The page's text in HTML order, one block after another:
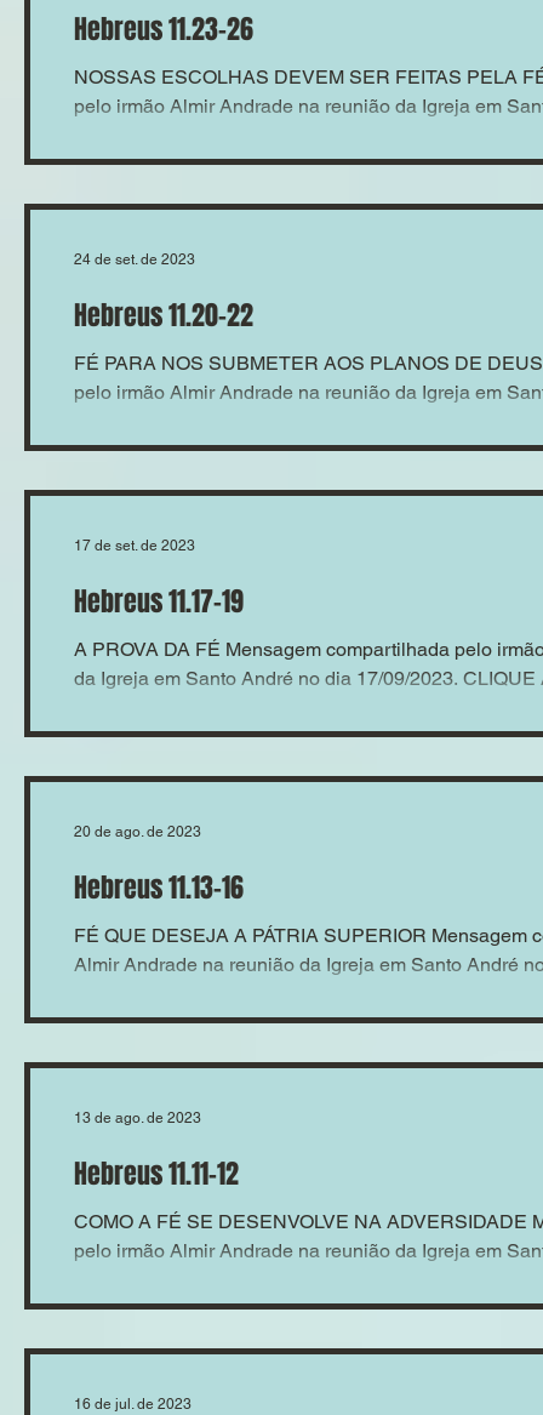
Hebreus 11.23-26
NOSSAS ESCOLHAS DEVEM SER FEITAS PELA
pelo irmão Almir Andrade na reunião da Igreja em
Hebreus 11.20-22
FÉ PARA NOS SUBMETER AOS PLANOS DE
pelo irmão Almir Andrade na reunião da Igreja em
24 de set. de 2023
Hebreus 11.17-19
A PROVA DA FÉ Mensagem compartilhada pelo
da Igreja em Santo André no dia 17/09/2023. CLIQUE
17 de set. de 2023
Hebreus 11.13-16
FÉ QUE DESEJA A PÁTRIA SUPERIOR Mensagem
Almir Andrade na reunião da Igreja em Santo André
20 de ago. de 2023
Hebreus 11.11-12
COMO A FÉ SE DESENVOLVE NA ADVERSIDADE
pelo irmão Almir Andrade na reunião da Igreja em
13 de ago. de 2023
16 de jul. de 2023